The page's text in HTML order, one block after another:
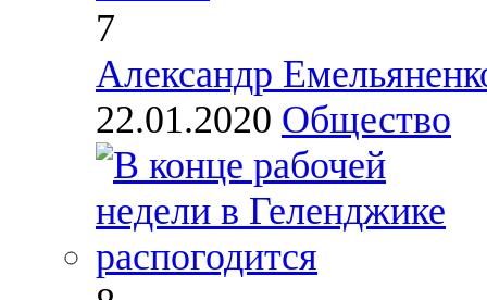
7
Александр
22.01.2020 Общество